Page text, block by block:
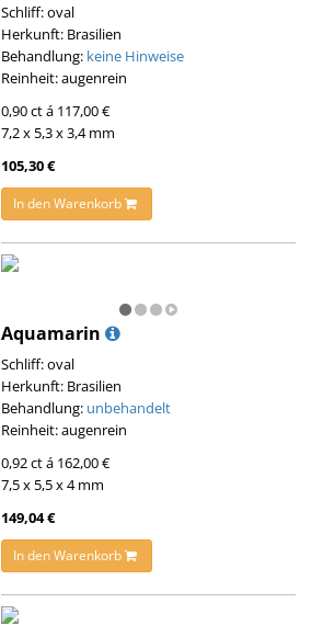
Schliff: oval
Herkunft: Brasilien
Behandlung: keine Hinweise
Reinheit: augenrein
0,90 ct á 117,00 €
7,2 x 5,3 x 3,4 mm
105,30 €
In den Warenkorb
Aquamarin
Schliff: oval
Herkunft: Brasilien
Behandlung: unbehandelt
Reinheit: augenrein
0,92 ct á 162,00 €
7,5 x 5,5 x 4 mm
149,04 €
In den Warenkorb